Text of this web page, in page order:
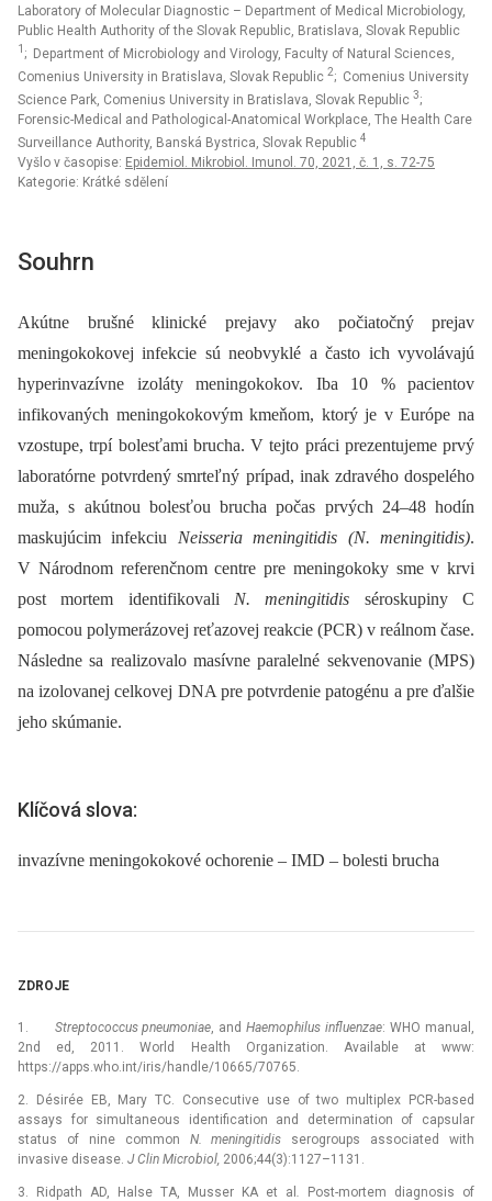
Laboratory of Molecular Diagnostic – Department of Medical Microbiology,
Public Health Authority of the Slovak Republic, Bratislava, Slovak Republic
1 ; Department of Microbiology and Virology, Faculty of Natural Sciences,
Comenius University in Bratislava, Slovak Republic 2; Comenius University
Science Park, Comenius University in Bratislava, Slovak Republic 3;
Forensic-Medical and Pathological-Anatomical Workplace, The Health Care
Surveillance Authority, Banská Bystrica, Slovak Republic 4
Vyšlo v časopise: Epidemiol. Mikrobiol. Imunol. 70, 2021, č. 1, s. 72-75
Kategorie: Krátké sdělení
Souhrn
Akútne brušné klinické prejavy ako počiatočný prejav
meningokokovej infekcie sú neobvyklé a často ich vyvolávajú
hyperinvazívne izoláty meningokokov. Iba 10 % pacientov
infikovaných meningokokovým kmeňom, ktorý je v Európe na
vzostupe, trpí bolesťami brucha. V tejto práci prezentujeme prvý
laboratórne potvrdený smrteľný prípad, inak zdravého dospelého
muža, s akútnou bolesťou brucha počas prvých 24–48 hodín
maskujúcim infekciu Neisseria meningitidis (N. meningitidis).
V Národnom referenčnom centre pre meningokoky sme v krvi
post mortem identifikovali N. meningitidis séroskupiny C
pomocou polymerázovej reťazovej reakcie (PCR) v reálnom čase.
Následne sa realizovalo masívne paralelné sekvenovanie (MPS)
na izolovanej celkovej DNA pre potvrdenie patogénu a pre ďalšie
jeho skúmanie.
Klíčová slova:
invazívne meningokokové ochorenie – IMD – bolesti brucha
ZDROJE
1. Streptococcus pneumoniae , andHaemophilus influenzae: WHO manual,
2nd ed, 2011. World Health Organization. Available at www:
https://apps.who.int/iris/handle/10665/70765.
2. Désirée EB, Mary TC. Consecutive use of two multiplex PCR-based
assays for simultaneous identification and determination of capsular
status of nine common N. meningitidis serogroups associated with
invasive disease. J Clin Microbiol, 2006;44(3):1127–1131.
3. Ridpath AD, Halse TA, Musser KA et al Post-mortem
diagnosis of